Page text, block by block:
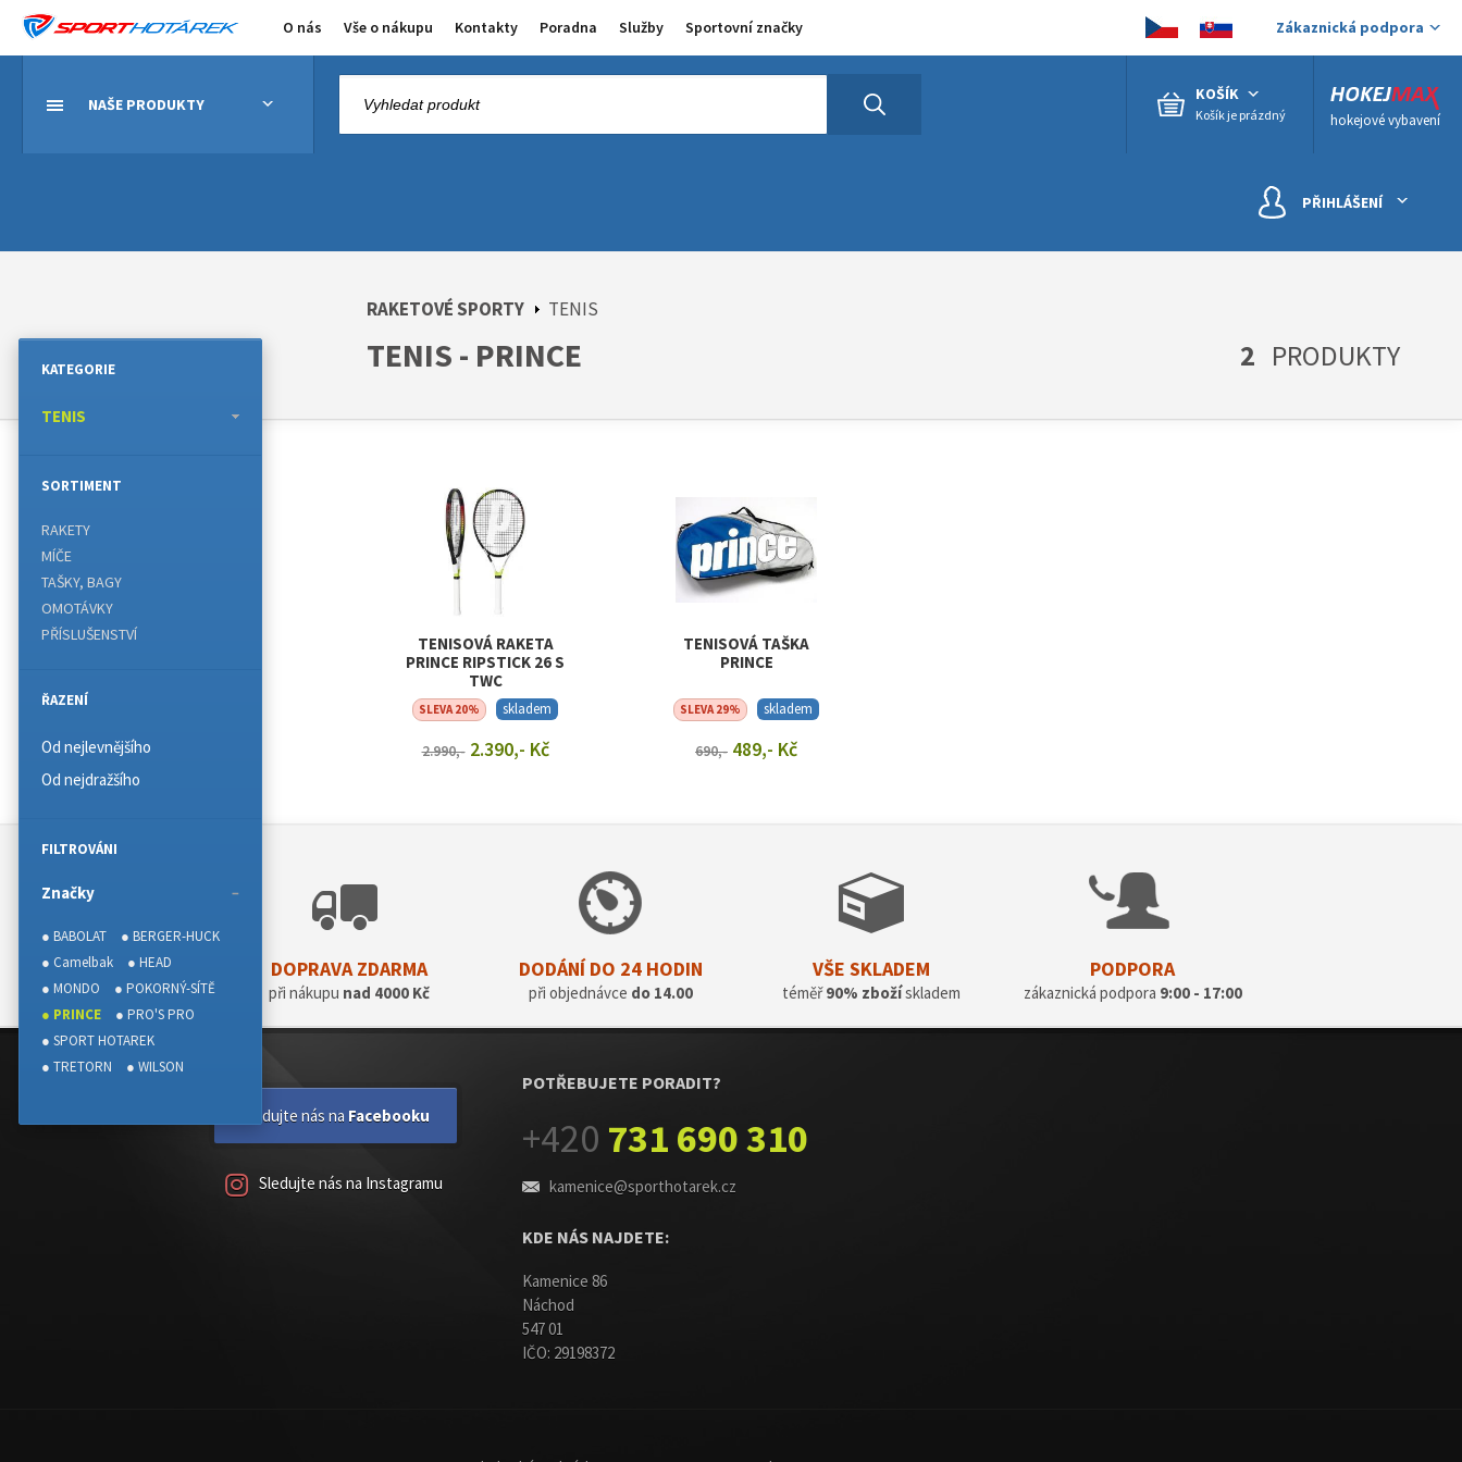
O nás Vše o nákupu Kontakty Poradna Služby Sportovní značky Zákaznická podpora
NAŠE PRODUKTY
hokejové vybavení
KOŠÍK
Košík je prázdný
PŘIHLÁŠENÍ
RAKETOVÉ SPORTY TENIS
TENIS - PRINCE 2 PRODUKTY
TENISOVÁ RAKETA
PRINCE RIPSTICK 26 S
TWC
SLEVA 20% skladem
2.990,-2.390,- Kč
TENISOVÁ TAŠKA
PRINCE
SLEVA 29% skladem
690,- 489,- Kč
DOPRAVA ZDARMA
při nákupu nad 4000 Kč
DODÁNÍ DO 24 HODIN
při objednávce do 14.00
VŠE SKLADEM
téměř90% zbožískladem
PODPORA
zákaznická podpora 9:00 - 17:00
KATEGORIE
TENIS
SORTIMENT
RAKETY
MÍČE
TAŠKY, BAGY
OMOTÁVKY
PŘÍSLUŠENSTVÍ
ŘAZENÍ
Od nejlevnějšího
Od nejdražšího
FILTROVÁNI
Značky
● BABOLAT
● BERGER-HUCK
● Camelbak
● HEAD
● MONDO
● POKORNÝ-SÍTĚ
● PRINCE
● PRO'S PRO
● SPORT HOTAREK
● TRETORN
● WILSON
Sledujte nás na Facebooku
Sledujte nás na Instagramu
POTŘEBUJETE PORADIT?
+420 731 690 310
kamenice@sporthotarek.cz
KDE NÁS NAJDETE:
Kamenice 86
Náchod
547 01
IČO: 29198372